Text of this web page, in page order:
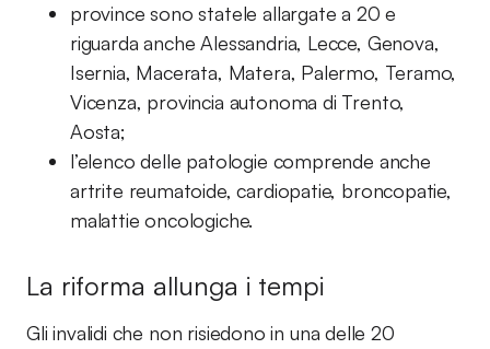
province sono statele allargate a 20 e
riguarda anche Alessandria, Lecce, Genova,
Isernia, Macerata, Matera, Palermo, Teramo,
Vicenza, provincia autonoma di Trento,
Aosta;
l’elenco delle patologie comprende anche
artrite reumatoide, cardiopatie, broncopatie,
malattie oncologiche.
La riforma allunga i tempi
Gli invalidi che non risiedono in una delle 20